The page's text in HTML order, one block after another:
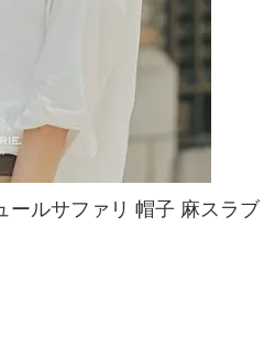
ールサファリ 帽子 麻スラブ